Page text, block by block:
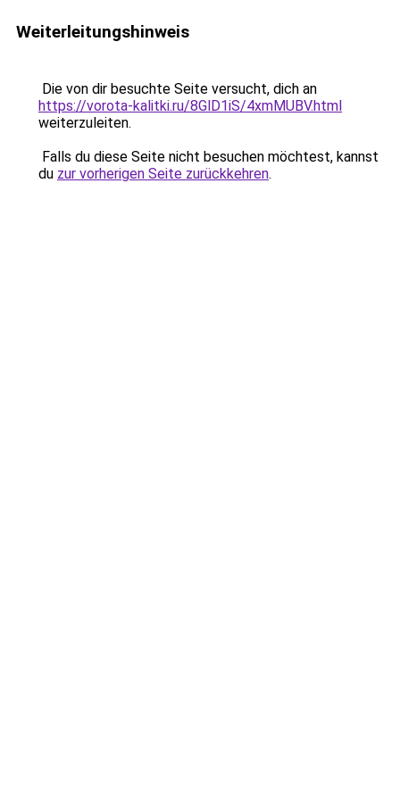
Weiterleitungshinweis
Die von dir besuchte Seite versucht, dich an
https://vorota-kalitki.ru/8GlD1iS/4xmMUBV.html
weiterzuleiten.
Falls du diese Seite nicht besuchen möchtest, kannst
du zur vorherigen Seite zurückkehren.